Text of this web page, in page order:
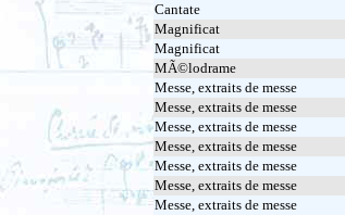
Cantate
Magnificat
Magnificat
MÃ©lodrame
Messe, extraits de messe
Messe, extraits de messe
Messe, extraits de messe
Messe, extraits de messe
Messe, extraits de messe
Messe, extraits de messe
Messe, extraits de messe